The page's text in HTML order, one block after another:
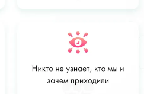
Заказать